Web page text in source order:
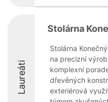
Laureáti
Stolárna
Stolárna
na precizní
komplexní
dřevěných
exteriérová